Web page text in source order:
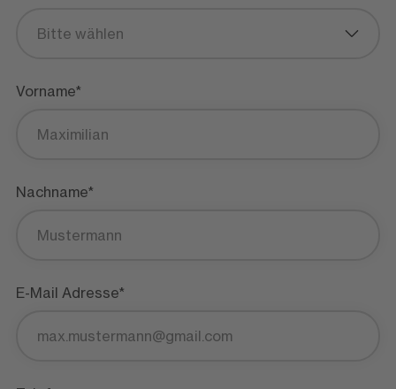
Bitte wählen
Vorname*
Nachname*
E-Mail Adresse*